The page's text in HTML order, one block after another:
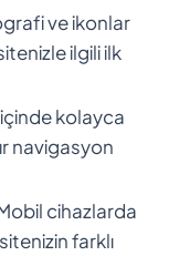
ve ikonlar
ilgili ilk
içinde kolayca
navigasyon
cihazlarda
farklı